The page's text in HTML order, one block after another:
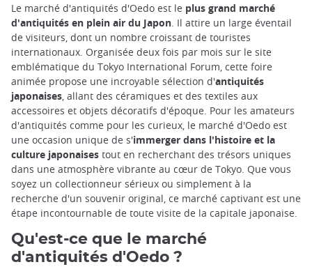
Le marché d'antiquités d'Oedo est le plus grand marché
d'antiquités en plein air du Japon . Il attire un large éventail
de visiteurs, dont un nombre croissant de touristes
internationaux. Organisée deux fois par mois sur le site
emblématique du Tokyo International Forum, cette foire
animée propose une incroyable sélection d'antiquités
japonaises , allant des céramiques et des textiles aux
accessoires et objets décoratifs d'époque. Pour les amateurs
d'antiquités comme pour les curieux, le marché d'Oedo est
une occasion unique de s'immerger dans l'histoire et la
culture japonaises tout en recherchant des trésors uniques
dans une atmosphère vibrante au cœur de Tokyo. Que vous
soyez un collectionneur sérieux ou simplement à la
recherche d'un souvenir original, ce marché captivant est une
étape incontournable de toute visite de la capitale japonaise.
Qu'est-ce que le marché
d'antiquités d'Oedo ?